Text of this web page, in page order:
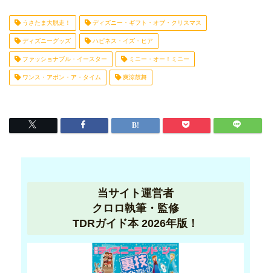
うさたま大脱走！ ディズニー・ギフト・オブ・クリスマス
ディズニーグッズ ハピネス・イズ・ヒア
ファッショナブル・イースター ミニー・オー！ミニー
ワンス・アポン・ア・タイム 爽涼鼓舞
当サイト運営者
クロロ執筆・監修
TDRガイド本 2026年版！